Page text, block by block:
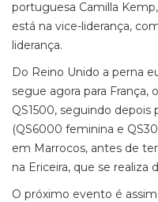
portuguesa Camilla
está na vice-liderança,
liderança.
Do Reino Unido a perna
segue agora para França,
QS1500, seguindo depois
(QS6000 feminina e
em Marrocos, antes de
na Ericeira, que se realiza
O próximo evento é